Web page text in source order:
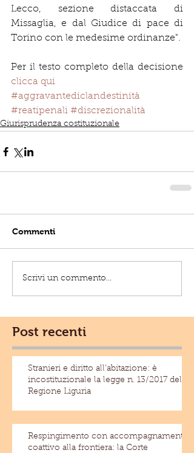
Post recenti
Lecco, sezione distaccata di
Missaglia, e dal Giudice di pace di
Torino con le medesime ordinanze".
clicca qui
#aggravantediclandestinità
#reatipenali #discrezionalità
Giurisprudenza costituzionale
Commenti
Scrivi un commento...
Stranieri e diritto all'abitazione: è
incostituzionale la legge n. 13/2017 della
Regione Liguria
Respingimento con accompagnamento
coattivo alla frontiera: la Corte